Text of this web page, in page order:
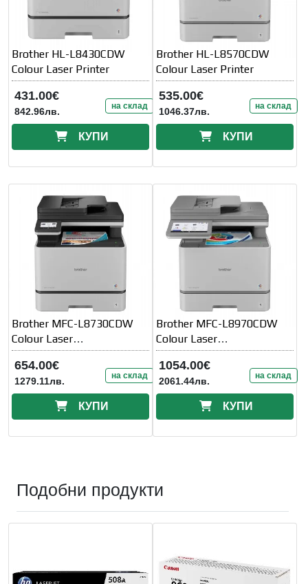
Brother HL-L8430CDW
Colour Laser Printer
431.00€
842.96лв. на склад
КУПИ
Brother HL-L8570CDW
Colour Laser Printer
535.00€
1046.37лв. на склад
КУПИ
Brother MFC-L8730CDW
Colour Laser
Multifunctional
654.00€
1279.11лв. на склад
КУПИ
Brother MFC-L8970CDW
Colour Laser
Multifunctional
1054.00€
2061.44лв. на склад
КУПИ
Подобни продукти